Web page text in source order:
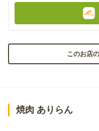
このお店
焼肉 ありらん